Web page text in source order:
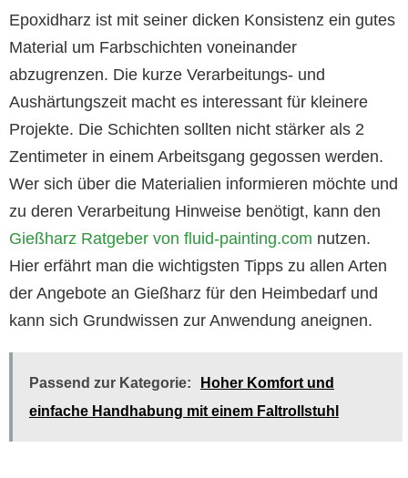
Epoxidharz ist mit seiner dicken Konsistenz ein gutes
Material um Farbschichten voneinander
abzugrenzen. Die kurze Verarbeitungs- und
Aushärtungszeit macht es interessant für kleinere
Projekte. Die Schichten sollten nicht stärker als 2
Zentimeter in einem Arbeitsgang gegossen werden.
Wer sich über die Materialien informieren möchte und
zu deren Verarbeitung Hinweise benötigt, kann den
Gießharz Ratgeber von fluid-painting.com nutzen.
Hier erfährt man die wichtigsten Tipps zu allen Arten
der Angebote an Gießharz für den Heimbedarf und
kann sich Grundwissen zur Anwendung aneignen.
Passend zur Kategorie:
Hoher Komfort und
einfache Handhabung mit einem Faltrollstuhl